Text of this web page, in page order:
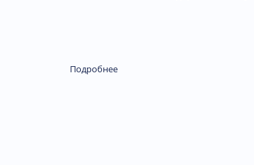
Подробнее